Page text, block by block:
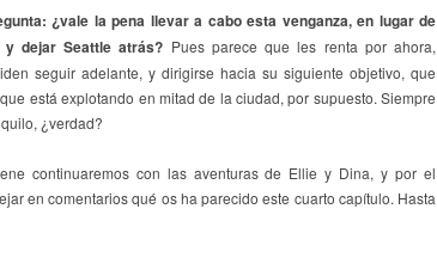
¿vale la pena llevar a cabo esta venganza, en lugar de
dejar Seattle atrás? Pues parece que les renta por ahora,
seguir adelante, y dirigirse hacia su siguiente objetivo, que
está explotando en mitad de la ciudad, por supuesto. Siempre
¿verdad?
continuaremos con las aventuras de Ellie y Dina, y por el
en comentarios qué os ha parecido este cuarto capítulo. Hasta